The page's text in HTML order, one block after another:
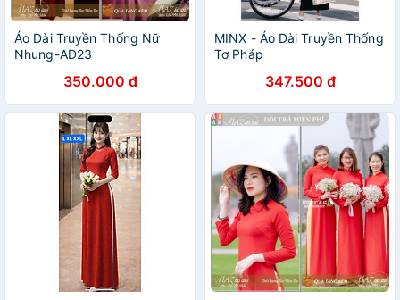
Áo Dài Truyền Thống Nữ
Nhung-AD23
350.000 đ
MINX - Áo Dài Truyền Thống
Tơ Pháp
347.500 đ